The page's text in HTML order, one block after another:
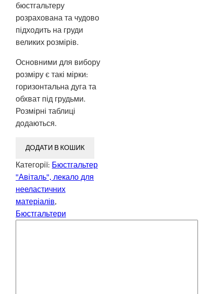
бюстгальтеру
розрахована та чудово
підходить на груди
великих розмірів.
Основними для вибору
розміру є такі мірки:
горизонтальна дуга та
обхват під грудьми.
Розмірні таблиці
додаються.
ДОДАТИ В КОШИК
Категорії: Бюстгальтер
"Авіталь", лекало для
нееластичних
матеріалів,
Бюстгальтери